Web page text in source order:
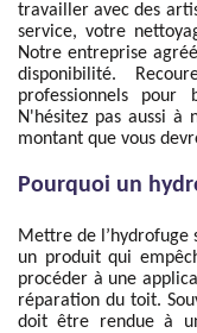
travailler avec des
service, votre
Notre entreprise
disponibilité.
professionnels pour
N'hésitez pas aussi à
montant que vous
Pourquoi un
Mettre de l’hydrofuge
un produit qui
procéder à une
réparation du toit.
doit être rendue à